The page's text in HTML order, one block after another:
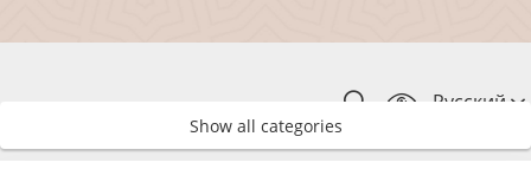
Русский
Show all categories